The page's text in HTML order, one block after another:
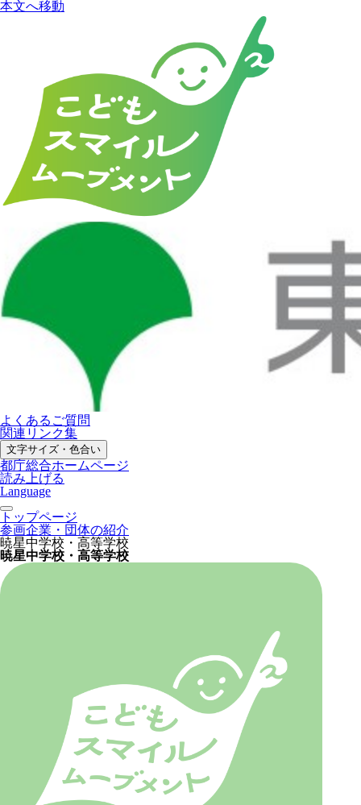
本文へ移動
よくあるご質問
関連リンク集
文字サイズ・色合い
都庁総合ホームページ
読み上げる
Language
トップページ
参画企業・団体の紹介
暁星中学校・高等学校
暁星中学校・高等学校